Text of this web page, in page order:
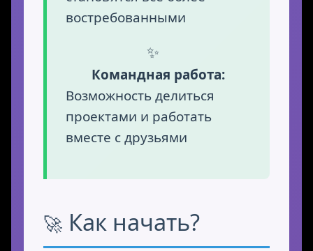
востребованными
Командная работа:
Возможность делиться
проектами и работать
вместе с друзьями
Как начать?